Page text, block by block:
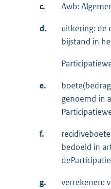
c. Awb:
d.
uitkering: de
bijstand in
e.
genoemd in
f.
bedoeld in
g.
verrekenen: